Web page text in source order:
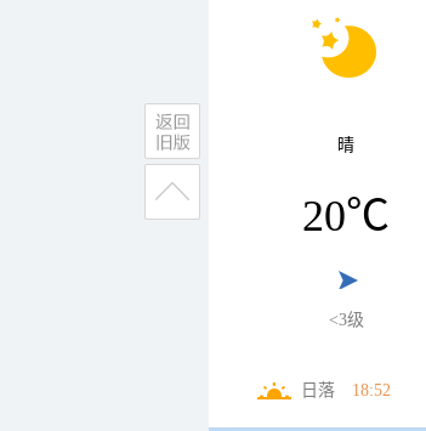
晴
20℃
<3级
日落 18:52